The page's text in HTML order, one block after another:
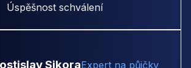
Úspěšnost schválení
SikoraExpert na půjčky